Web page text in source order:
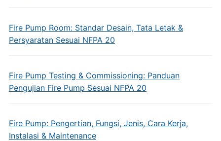
Fire Pump Room: Standar Desain, Tata Letak &
Persyaratan Sesuai NFPA 20
Fire Pump Testing & Commissioning: Panduan
Pengujian Fire Pump Sesuai NFPA 20
Fire Pump: Pengertian, Fungsi, Jenis, Cara Kerja,
Instalasi & Maintenance